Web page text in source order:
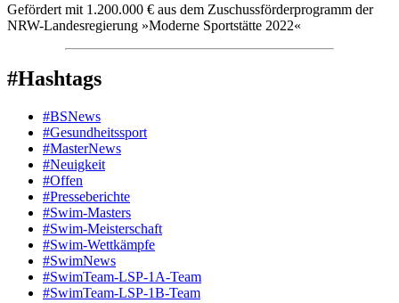
Gefördert mit 1.200.000 € aus dem Zuschussförderprogramm der
NRW-Landesregierung »Moderne Sportstätte 2022«
#Hashtags
#BSNews
#Gesundheitssport
#MasterNews
#Neuigkeit
#Offen
#Presse­berichte
#Swim-Masters
#Swim-Meister­schaft
#Swim-Wett­kämpfe
#SwimNews
#SwimTeam-LSP-1A-Team
#SwimTeam-LSP-1B-Team